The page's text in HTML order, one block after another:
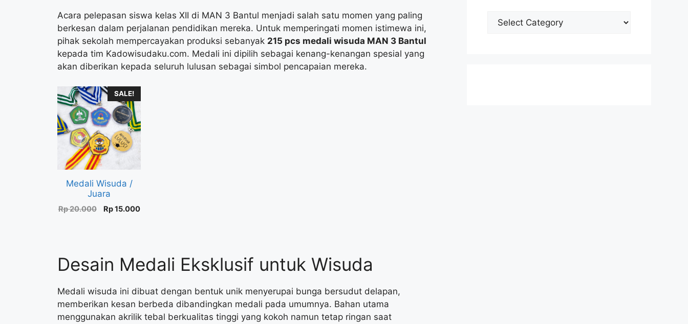
Acara pelepasan siswa kelas XII di MAN 3 Bantul menjadi salah satu momen yang paling
berkesan dalam perjalanan pendidikan mereka. Untuk memperingati momen istimewa ini,
pihak sekolah mempercayakan produksi sebanyak 215 pcs medali wisuda MAN 3 Bantul
kepada tim Kadowisudaku.com. Medali ini dipilih sebagai kenang-kenangan spesial yang
akan diberikan kepada seluruh lulusan sebagai simbol pencapaian mereka.
SALE!
Medali Wisuda /
Juara
Rp20.000
Original
Rp15.000Current
Desain Medali Eksklusif untuk Wisuda
Medali wisuda ini dibuat dengan bentuk unik menyerupai bunga bersudut delapan,
memberikan kesan berbeda dibandingkan medali pada umumnya. Bahan utama
menggunakan akrilik tebal berkualitas tinggi yang kokoh namun tetap ringan saat
Cari